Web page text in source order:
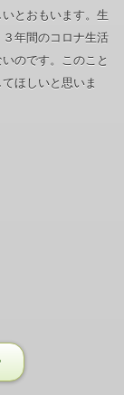
とおもいます。生
年間のコロナ生活
のです。このこと
ほしいと思いま